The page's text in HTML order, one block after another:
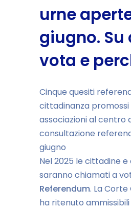
urne
giugno. Su
vota e
Cinque quesiti
cittadinanza promossi
associazioni al centro
consultazione
giugno
Nel 2025 le cittadine
saranno chiamati a
Referendum. La
ha ritenuto